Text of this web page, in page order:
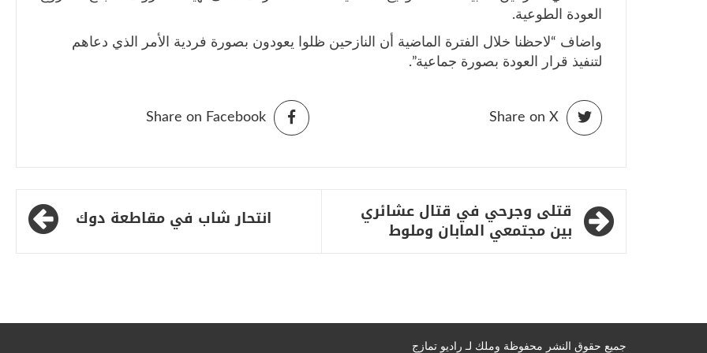
العودة الطوعية.
واضاف “لاحظنا خلال الفترة الماضية أن النازحين ظلوا يعودون بصورة فردية الأمر الذي دعاهم
لتنفيذ قرار العودة بصورة جماعية”.
Share on Facebook Share on X
تصفّح
المقالات
قتلى وجرحي في قتال عشائري
بين مجتمعي المابان وملوط انتحار شاب في مقاطعة دوك
جميع حقوق النشر محفوظة وملك لـ راديو تمازج